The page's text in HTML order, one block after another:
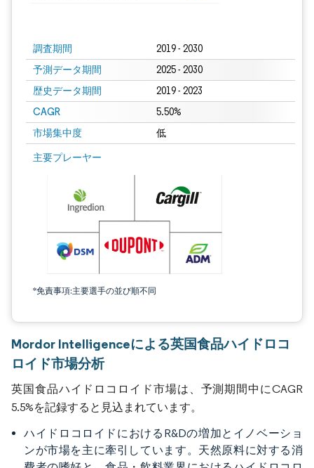
調査期間 2019 - 2030
予測データ期間 2025 - 2030
歴史データ期間 2019 - 2023
CAGR 5.50%
市場集中度 低
主要プレーヤー
*免責事項:主要選手の並び順不同
Mordor Intelligenceによる英国食品ハイドロコ
ロイド市場分析
英国食品ハイドロコロイド市場は、予測期間中にCAGR
5.5%を記録すると見込まれています。
ハイドロコロイドにおけるR&Dの増加とイノベーショ
ンが市場を主に牽引しています。天然原料に対する消